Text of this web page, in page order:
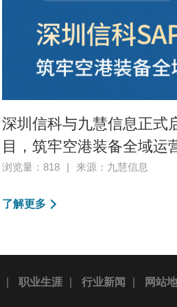
深圳信科与九慧信息正式
目，筑牢空港装备全域运
浏览量：818 | 来源：九慧信息
了解更多
职业生涯 行业新闻 网站